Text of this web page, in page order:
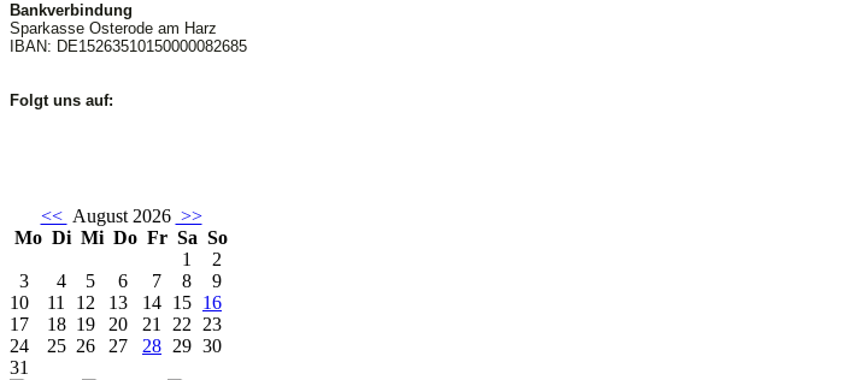
Bankverbindung
Sparkasse Osterode am Harz
IBAN: DE15263510150000082685
Folgt uns auf:
<< August 2026 >>
Mo Di Mi Do Fr Sa So
1
2
3
4 5 6 7 8
9
10
11 12 13 14 15 16
17
18 19 20 21 22 23
24
25 26 27 28 29 30
31